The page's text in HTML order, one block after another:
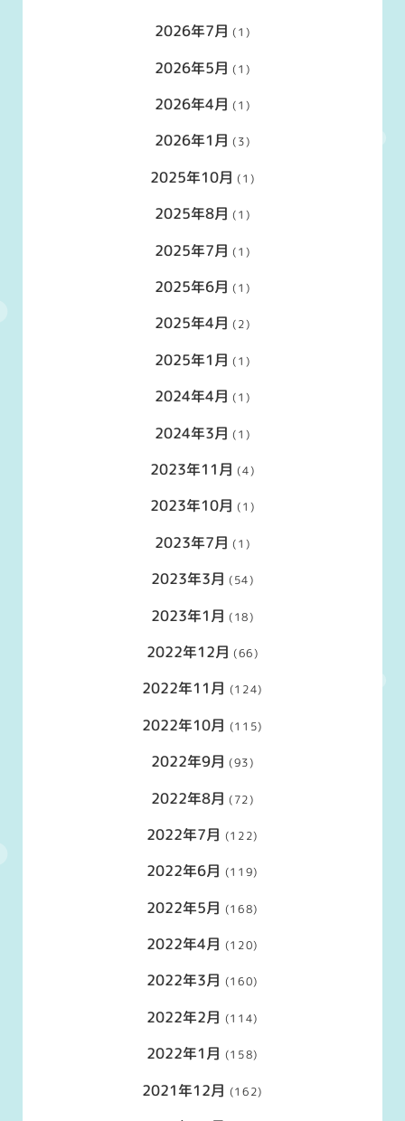
2026年7月 (1)
2026年5月 (1)
2026年4月 (1)
2026年1月 (3)
2025年10月 (1)
2025年8月 (1)
2025年7月 (1)
2025年6月 (1)
2025年4月 (2)
2025年1月 (1)
2024年4月 (1)
2024年3月 (1)
2023年11月 (4)
2023年10月 (1)
2023年7月 (1)
2023年3月 (54)
2023年1月 (18)
2022年12月 (66)
2022年11月 (124)
2022年10月 (115)
2022年9月 (93)
2022年8月 (72)
2022年7月 (122)
2022年6月 (119)
2022年5月 (168)
2022年4月 (120)
2022年3月 (160)
2022年2月 (114)
2022年1月 (158)
2021年12月 (162)